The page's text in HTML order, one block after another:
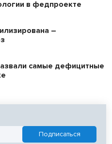
в федпроекте
–
самые дефицитные